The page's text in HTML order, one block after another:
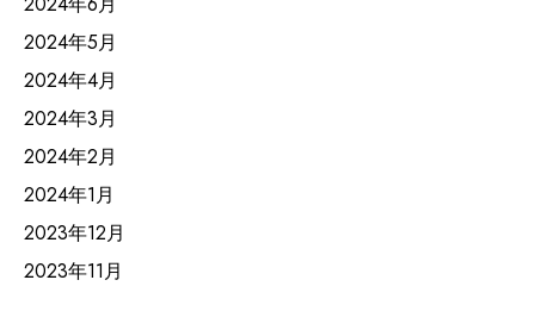
2024年5月
2024年4月
2024年3月
2024年2月
2024年1月
2023年12月
2023年11月